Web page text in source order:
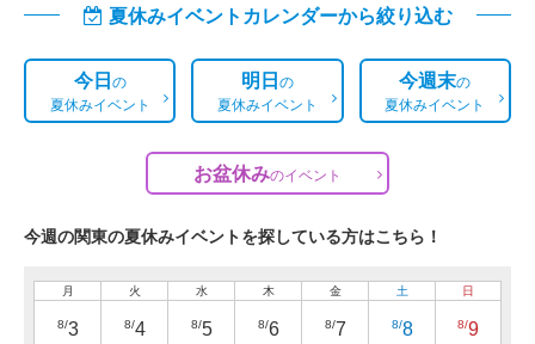
夏休みイベントカレンダーから絞り込む
今日の
夏休みイベント
明日の
夏休みイベント
今週末の
夏休みイベント
お盆休みのイベント
今週の関東の夏休みイベントを探している方はこちら！
月
8/3
火
8/4
水
8/5
木
8/6
金
8/7
土
8/8
日
8/9